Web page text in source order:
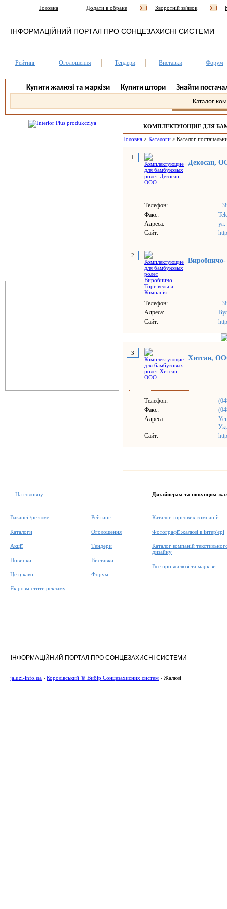
Головна Додати в обране Зворотній зв'язок
ІНФОРМАЦІЙНИЙ ПОРТАЛ ПРО СОНЦЕЗАХИСНІ СИСТЕМИ
Рейтинг Оголошення Тендери Виставки Форум
Купити жалюзі та маркізи Купити штори Знайти
Каталог
КОМПЛЕКТУЮЩИЕ ДЛЯ
Головна > Каталоги > Каталог
1
Декосан,
Телефон:
Факс:
Адреса:
Сайт:
2
Виробничо-
Телефон:
Адреса:
Сайт:
3
Хитсан,
Телефон:
Факс:
Адреса:
Сайт:
На головну
Вакансії/резюме
Каталоги
Акції
Новинки
Це цікаво
Як розмістити рекламу
Рейтинг
Оголошення
Тендери
Виставки
Форум
Дизайнерам та покупцям
Каталог торгових компаній
Фотографії жалюзі в інтер'єрі
Каталог компаній
дизайну
Все про жалюзі та маркізи
ІНФОРМАЦІЙНИЙ ПОРТАЛ ПРО СОНЦЕЗАХИСНІ СИСТЕМИ
jaluzi-info.ua › Королівський ♛ Вибір Сонцезахисних систем › Жалюзі